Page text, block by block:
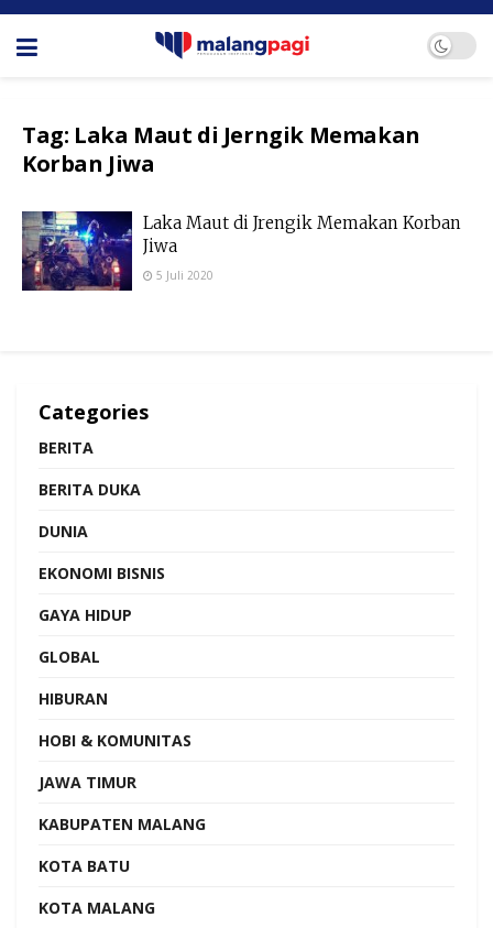
Tag: Laka Maut di Jerngik Memakan
Korban Jiwa
Laka Maut di Jrengik Memakan Korban
Jiwa
5 Juli 2020
Categories
BERITA
BERITA DUKA
DUNIA
EKONOMI BISNIS
GAYA HIDUP
GLOBAL
HIBURAN
HOBI & KOMUNITAS
JAWA TIMUR
KABUPATEN MALANG
KOTA BATU
KOTA MALANG